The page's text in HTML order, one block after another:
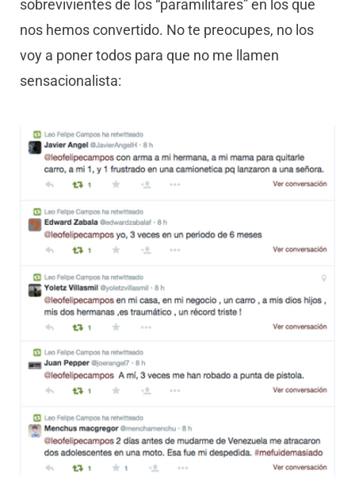
sobrevivientes de los “paramilitares” en los que
nos hemos convertido. No te preocupes, no los
voy a poner todos para que no me llamen
sensacionalista: